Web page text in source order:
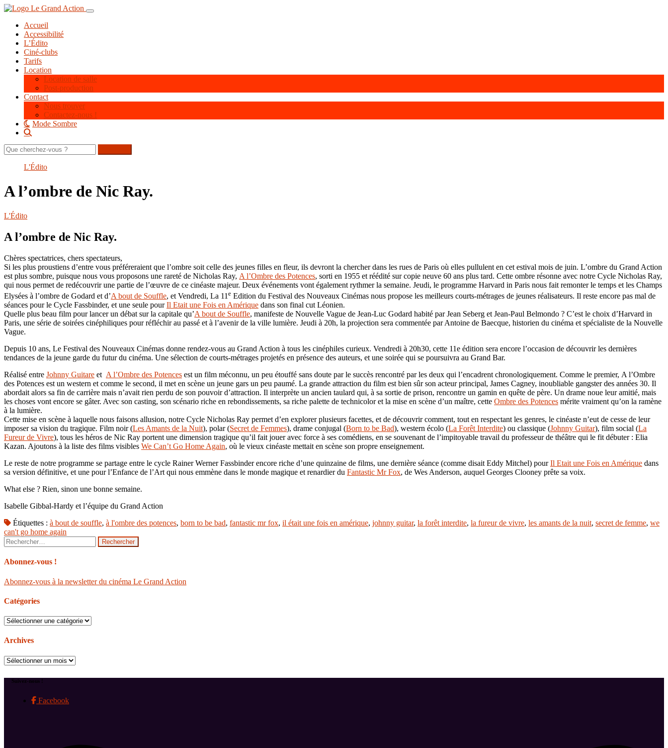
Aller
contenu
principal
Toggle navigation
Accueil
Accessibilité
L’Édito
Ciné-clubs
Tarifs
Location
Location de salle
Post-production
Contact
Nous trouver
Contactez-nous !
Mode Sombre
Rechercher
sur
L'Édito
A l’ombre de Nic Ray.
L'Édito
A l’ombre de Nic Ray.
Chères spectatrices, chers spectateurs,
Si les plus proustiens d’entre vous préféreraient que l’ombre soit celle des jeunes filles en fleur, ils devront la chercher dans les rues de Paris où elles pullulent en cet estival mois de juin. L’ombre du Grand Action
est plus sombre, puisque nous vous proposons une rareté de Nicholas Ray, A l’Ombre des Potences, sorti en 1955 et réédité sur copie neuve 60 ans plus tard. Cette ombre résonne avec notre Cycle Nicholas Ray,
qui nous permet de redécouvrir une partie de l’œuvre de ce cinéaste majeur. Deux événements vont également rythmer la semaine. Jeudi, le programme Harvard in Paris nous fait remonter le temps et les Champs
Elysées à l’ombre de Godard et d’A bout de Souffle, et Vendredi, La 11 e Edition du Festival des Nouveaux Cinémas nous propose les meilleurs courts-métrages de jeunes réalisateurs. Il reste encore pas mal de
séances pour le Cycle Fassbinder, et une seule pourIl Etait une Fois en Amérique dans son final cut Léonien.
Quelle plus beau film pour lancer un débat sur la capitale qu’A bout de Souffle, manifeste de Nouvelle Vague de Jean-Luc Godard habité par Jean Seberg et Jean-Paul Belmondo ? C’est le choix d’Harvard in
Paris, une série de soirées cinéphiliques pour réfléchir au passé et à l’avenir de la ville lumière. Jeudi à 20h, la projection sera commentée par Antoine de Baecque, historien du cinéma et spécialiste de la Nouvelle
Vague.
Depuis 10 ans, Le Festival des Nouveaux Cinémas donne rendez-vous au Grand Action à tous les cinéphiles curieux. Vendredi à 20h30, cette 11e édition sera encore l’occasion de découvrir les dernières
tendances de la jeune garde du futur du cinéma. Une sélection de courts-métrages projetés en présence des auteurs, et une soirée qui se poursuivra au Grand Bar.
Réalisé entre Johnny Guitare et A l’Ombre des Potences est un film méconnu, un peu étouffé sans doute par le succès rencontré par les deux qui l’encadrent chronologiquement. Comme le premier, A l’Ombre
des Potences est un western et comme le second, il met en scène un jeune gars un peu paumé. La grande attraction du film est bien sûr son acteur principal, James Cagney, inoubliable gangster des années 30. Il
abordait alors sa fin de carrière mais n’avait rien perdu de son pouvoir d’attraction. Il interprète un ancien taulard qui, à sa sortie de prison, rencontre un gamin en quête de père. Un drame noue leur amitié, mais
les choses vont encore se gâter. Avec son casting, son scénario riche en rebondissements, sa riche palette de technicolor et la mise en scène d’un maître, cette Ombre des Potences mérite vraiment qu’on la ramène
à la lumière.
Cette mise en scène à laquelle nous faisons allusion, notre Cycle Nicholas Ray permet d’en explorer plusieurs facettes, et de découvrir comment, tout en respectant les genres, le cinéaste n’eut de cesse de leur
imposer sa vision du tragique. Film noir (Les Amants de la Nuit), polar (Secret de Femmes), drame conjugal (Born to be Bad), western écolo (La Forêt Interdite) ou classique (Johnny Guitar), film social (La
Fureur de Vivre), tous les héros de Nic Ray portent une dimension tragique qu’il fait jouer avec force à ses comédiens, en se souvenant de l’impitoyable travail du professeur de théâtre qui le fit débuter : Elia
Kazan. Ajoutons à la liste des films visibles We Can’t Go Home Again, où le vieux cinéaste mettait en scène son propre enseignement.
Le reste de notre programme se partage entre le cycle Rainer Werner Fassbinder encore riche d’une quinzaine de films, une dernière séance (comme disait Eddy Mitchel) pourIl Etait une Fois en Amérique dans
sa version définitive, et une pour l’Enfance de l’Art qui nous emmène dans le monde magique et renardier du Fantastic Mr Fox, de Wes Anderson, auquel Georges Clooney prête sa voix.
What else ? Rien, sinon une bonne semaine.
Isabelle Gibbal-Hardy et l’équipe du Grand Action
Étiquettes : à bout de souffle, à l'ombre des potences, born to be bad, fantastic mr fox, il était une fois en amérique, johnny guitar, la forêt interdite, la fureur de vivre, les amants de la nuit, secret de femme, we
can't go home again
Rechercher :
Abonnez-vous !
Abonnez-vous à la newsletter du cinéma Le Grand Action
Catégories
Catégories
Archives
Archives
Suivez-nous !
Facebook